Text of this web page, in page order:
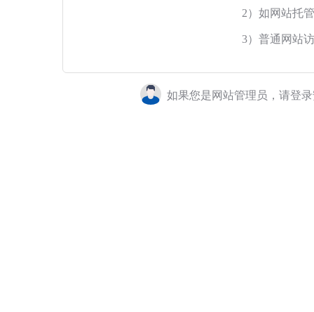
2）如网站托
3）普通网站
如果您是网站管理员，请登